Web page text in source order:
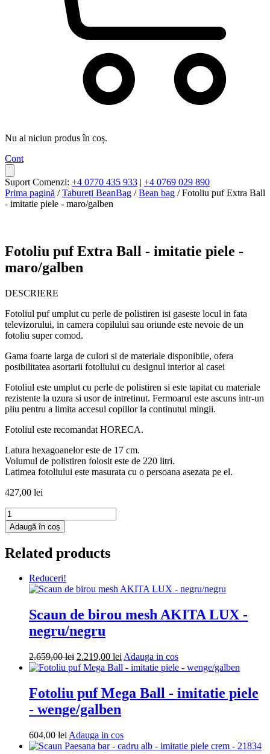
Nu ai niciun produs în coș.
Cont
Suport Comenzi: +4 0770 435 933 | +4 0769 029 890
Prima pagină /Tabureți BeanBag /Bean bag / Fotoliu puf Extra Ball
- imitatie piele - maro/galben
Fotoliu puf Extra Ball - imitatie piele -
maro/galben
DESCRIERE
Fotoliul puf umplut cu perle de polistiren isi gaseste locul in fata
televizorului, in camera copilului sau oriunde este nevoie de un
fotoliu super comod.
Gama foarte larga de culori si de materiale disponibile, ofera
posibilitatea asortarii fotoliului cu designul interior al casei
Fotoliul este umplut cu perle de polistiren si este tapitat cu materiale
rezistente la uzura si usor de intretinut. Fermoarul este ascuns intr-un
pliu pentru a limita accesul copiilor la continutul mingii.
Fotoliul este recomandat HORECA.
Latura hexagoanelor este de 17 cm.
Volumul de polistiren folosit este de 220 litri.
Latimea fotoliului este masurata cu o persoana asezata pe el.
427,00 lei
Cantitate
Fotoliu
puf
Ball
imitatie
maro/galben
Adaugă în coș
Related products
Reduceri!
Scaun de birou mesh AKITA LUX -
negru/negru
2.659,00lei Prețul
inițial
2.659,00 lei.
2.219,00 lei Prețul
curent
2.219,00 lei.
Adauga in cosAdauga
in
Fotoliu puf Mega Ball - imitatie piele
- wenge/galben
604,00 lei Adauga in cosAdauga
in